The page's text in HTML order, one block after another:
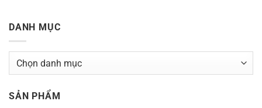
DANH MỤC
Danh
SẢN PHẨM